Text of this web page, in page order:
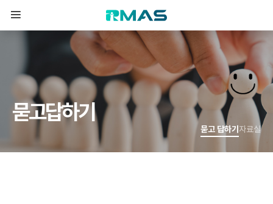
묻고답하기
묻고 답하기 자료실